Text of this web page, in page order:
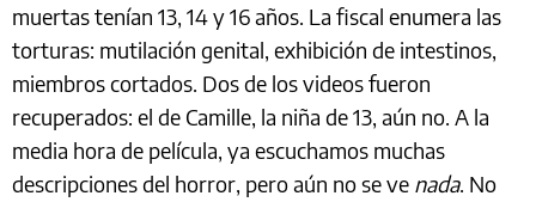
muertas tenían 13, 14 y 16 años. La fiscal enumera las
torturas: mutilación genital, exhibición de intestinos,
miembros cortados. Dos de los videos fueron
recuperados: el de Camille, la niña de 13, aún no. A la
media hora de película, ya escuchamos muchas
descripciones del horror, pero aún no se ve nada. No